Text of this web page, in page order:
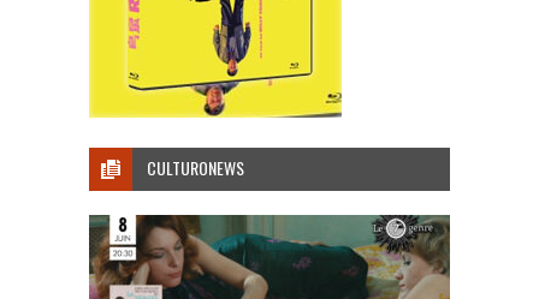
CULTURONEWS